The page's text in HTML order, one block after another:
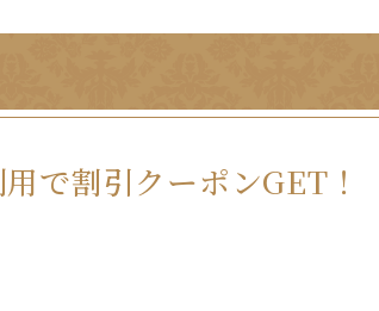
で割引クーポンGET！